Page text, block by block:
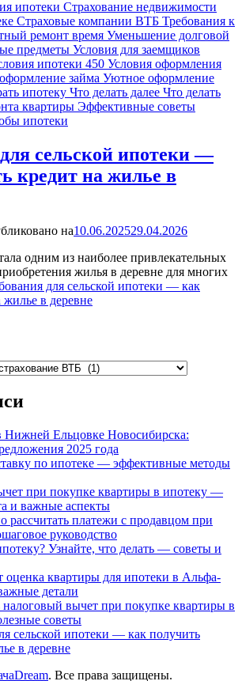
ипотеки Страхование недвижимости
Страховые компании ВТБ Требования к
ремонт время Уменьшение долговой
предметы Условия для заемщиков
ипотеки 450 Условия оформления
займа Уютное оформление
ипотеку Что делать далее Что делать
квартиры Эффективные советы
ипотеки
сельской ипотеки —
кредит на жилье в
на10.06.202529.04.2026
одним из наиболее привлекательных
жилья в деревне для многих
для сельской ипотеки — как
жилье в деревне
Нижней Ельцовке Новосибирска:
2025 года
по ипотеке — эффективные методы
при покупке квартиры в ипотеку —
и важные аспекты
рассчитать платежи с продавцом при
руководство
Узнайте, что делать — советы и
оценка квартиры для ипотеки в Альфа-
детали
вычет при покупке квартиры в
советы
сельской ипотеки — как получить
в деревне
. Все права защищены.